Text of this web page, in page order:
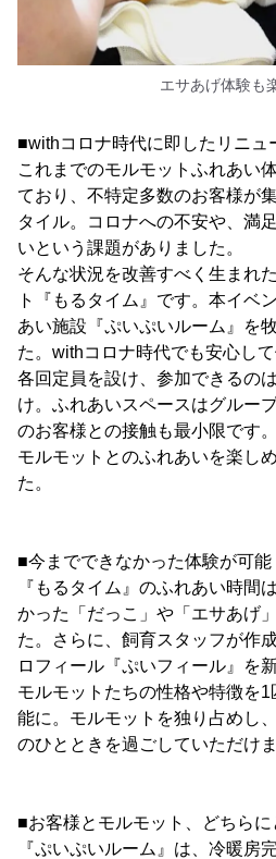
エサあげ体験も
■withコロナ時代に即したリニュ
これまでのモルモットふれあい
ており、不特定多数のお客様が
タイル。コロナへの不安や、満
いという課題がありました。
そんな状況を改善すべく生まれ
ト『もるタイム』です。本イベ
あい施設『ぷいぷいルーム』を
た。withコロナ時代でも安心し
各回定員を設け、参加できるの
け。ふれあいスペースはグルー
のお客様との接触も最小限です
モルモットとのふれあいを楽し
た。
■今までできなかった体験が可能
『もるタイム』のふれあい時間
かった「だっこ」や「エサあげ
た。さらに、飼育スタッフが作
ロフィール『ぷいフィール』を
モルモットたちの性格や特徴を
能に。モルモットを独り占めし
のひとときを過ごしていただけま
■お客様とモルモット、どちら
『ぷいぷいルーム』は、冷暖房